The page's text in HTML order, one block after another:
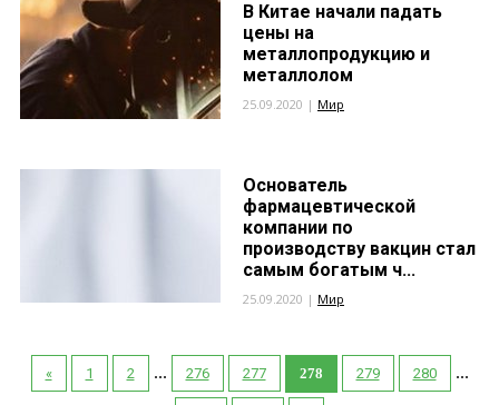
В Китае начали падать
цены на
металлопродукцию и
металлолом
25.09.2020 | Мир
Основатель
фармацевтической
компании по
производству вакцин стал
самым богатым ч...
25.09.2020 | Мир
« 1 2 ... 276 277 278 279 280 ...